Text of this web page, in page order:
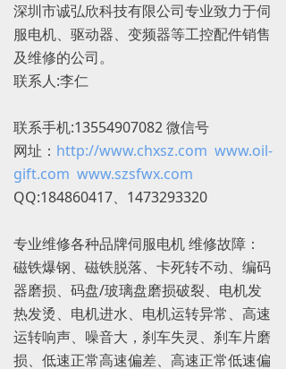
深圳市诚弘欣科技有限公司专业致力于伺
服电机、驱动器、变频器等工控配件销售
及维修的公司。
联系人:李仁
联系手机:13554907082 微信号
网址： http://www.chxsz.com www.oil-
gift.com www.szsfwx.com
QQ:184860417、1473293320
专业维修各种品牌伺服电机 维修故障：
磁铁爆钢、磁铁脱落、卡死转不动、编码
器磨损、码盘/玻璃盘磨损破裂、电机发
热发烫、电机进水、电机运转异常、高速
运转响声、噪音大，刹车失灵、刹车片磨
损、低速正常高速偏差、高速正常低速偏